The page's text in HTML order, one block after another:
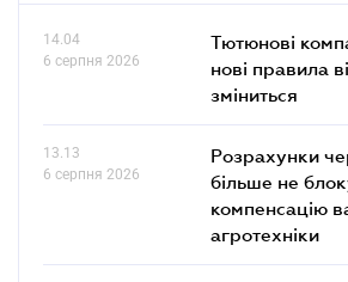
14.04
6 серпня 2026
Тютюнові
нові правила
зміниться
13.13
6 серпня 2026
Розрахунки
більше не
компенсацію
агротехніки